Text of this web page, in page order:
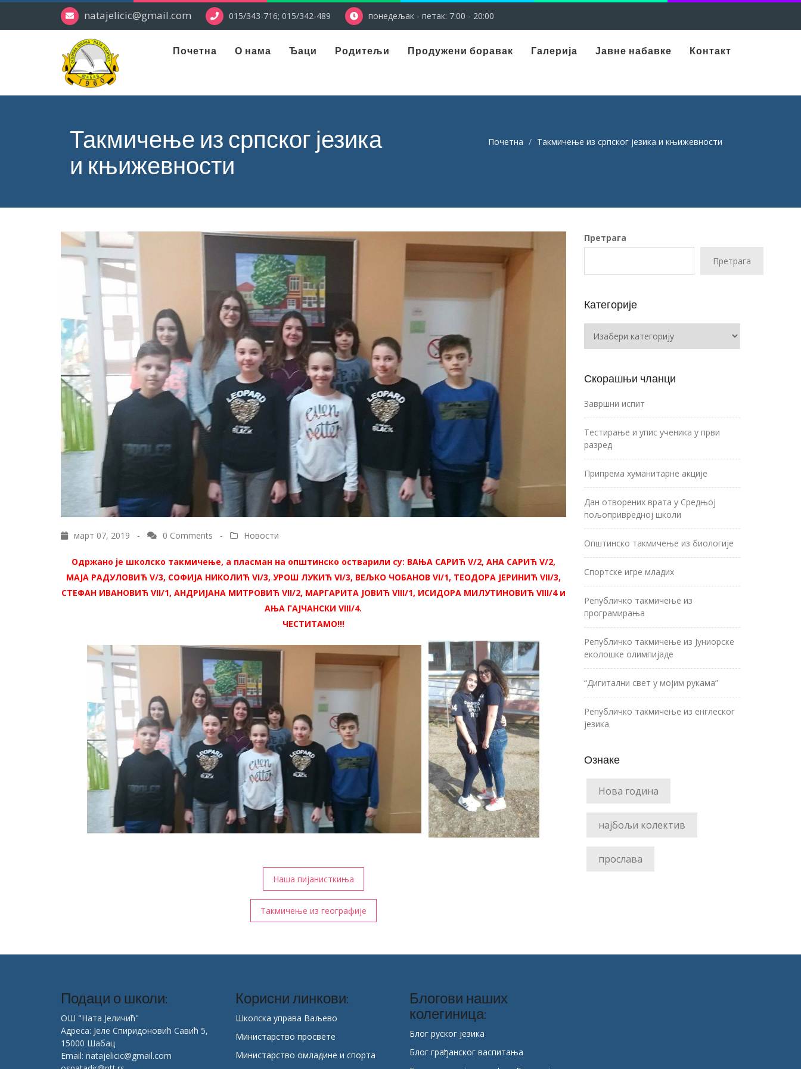
natajelicic@gmail.com 015/343-716; 015/342-489 понедељак - петак: 7:00 - 20:00
Почетна О нама Ђаци Родитељи Продужени боравак Галерија Јавне набавке Контакт
Такмичење из српског језика
и књижевности
Почетна Такмичење из српског језика и књижевности
март 07, 2019 - 0 Comments - Новости
Одржано је школско такмичење, а пласман на општинско остварили су: ВАЊА САРИЋ V/2, АНА САРИЋ V/2,
МАЈА РАДУЛОВИЋ V/3, СОФИЈА НИКОЛИЋ VI/3, УРОШ ЛУКИЋ VI/3, ВЕЉКО ЧОБАНОВ VI/1, ТЕОДОРА ЈЕРИНИЋ VII/3,
СТЕФАН ИВАНОВИЋ VII/1, АНДРИЈАНА МИТРОВИЋ VII/2, МАРГАРИТА ЈОВИЋ VIII/1, ИСИДОРА МИЛУТИНОВИЋ VIII/4 и
АЊА ГАЈЧАНСКИ VIII/4.
ЧЕСТИТАМО!!!
Наша пијанисткиња
Такмичење из географије
Претрага
Претрага
Категорије
Скорашњи чланци
Завршни испит
Тестирање и упис ученика у први
разред
Припрема хуманитарне акције
Дан отворених врата у Средњој
пољопривредној школи
Општинско такмичење из биологије
Спортске игре младих
Републичко такмичење из
програмирања
Републичко такмичење из Јуниорске
еколошке олимпијаде
“Дигитални свет у мојим рукама”
Републичко такмичење из енглеског
језика
Ознаке
Нова година
најбољи колектив
прослава
Подаци о школи:
ОШ "Ната Јеличић"
Адреса: Јеле Спиридоновић Савић 5,
15000 Шабац
Email: natajelicic@gmail.com
Корисни линкови:
Школска управа Ваљево
Министарство просвете
Министарство омладине и спорта
Блогови наших
колегиница:
Блог руског језика
Блог грађанског васпитања